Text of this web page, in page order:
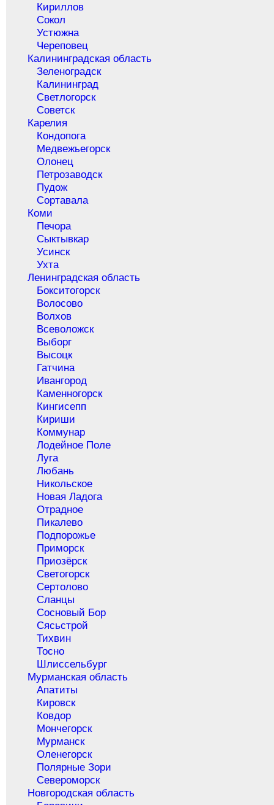
Кириллов
Сокол
Устюжна
Череповец
Калининградская область
Зеленоградск
Калининград
Светлогорск
Советск
Карелия
Кондопога
Медвежьегорск
Олонец
Петрозаводск
Пудож
Сортавала
Коми
Печора
Сыктывкар
Усинск
Ухта
Ленинградская область
Бокситогорск
Волосово
Волхов
Всеволожск
Выборг
Высоцк
Гатчина
Ивангород
Каменногорск
Кингисепп
Кириши
Коммунар
Лодейное Поле
Луга
Любань
Никольское
Новая Ладога
Отрадное
Пикалево
Подпорожье
Приморск
Приозёрск
Светогорск
Сертолово
Сланцы
Сосновый Бор
Сясьстрой
Тихвин
Тосно
Шлиссельбург
Мурманская область
Апатиты
Кировск
Ковдор
Мончегорск
Мурманск
Оленегорск
Полярные Зори
Североморск
Новгородская область